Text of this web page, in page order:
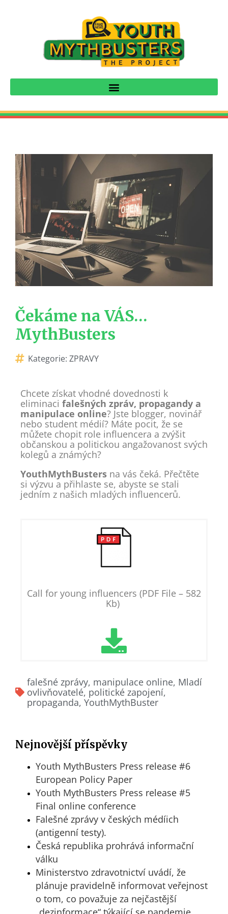
Čekáme na VÁS…
MythBusters
Kategorie: ZPRAVY
Chcete získat vhodné dovednosti k
eliminaci falešných zpráv, propagandy a
manipulace online? Jste blogger, novinář
nebo student médií? Máte pocit, že se
můžete chopit role influencera a zvýšit
občanskou a politickou angažovanost svých
kolegů a známých?
YouthMythBusters na vás čeká. Přečtěte
si výzvu a přihlaste se, abyste se stali
jedním z našich mladých influencerů.
Call for young influencers (PDF File – 582
Kb)
falešné zprávy, manipulace online, Mladí
ovlivňovatelé, politické zapojení,
propaganda, YouthMythBuster
Nejnovější příspěvky
Youth MythBusters Press release #6
European Policy Paper
Youth MythBusters Press release #5
Final online conference
Falešné zprávy v českých médíich
(antigenní testy).
Česká republika prohrává informační
válku
Ministerstvo zdravotnictví uvádí, že
plánuje pravidelně informovat veřejnost
o tom, co považuje za nejčastější